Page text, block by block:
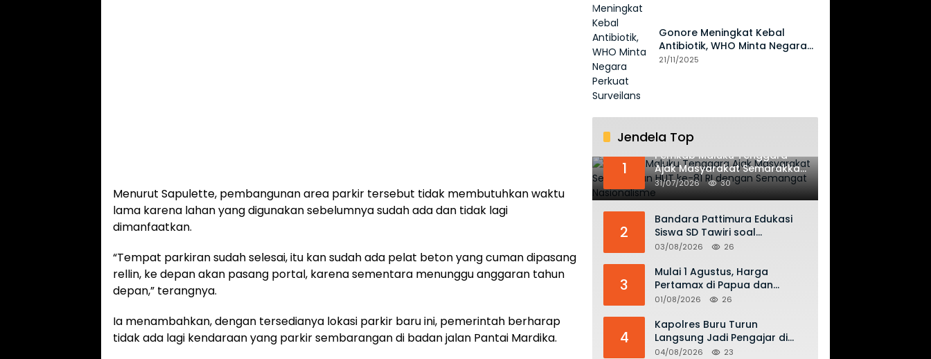
Baja Juga : Pedas Banget! Harga Cabai Rawit di Kota Tual Maluku Tembus Rp. 200 Ribu Per Kilo
Menurut Sapulette, pembangunan area parkir tersebut tidak membutuhkan waktu
lama karena lahan yang digunakan sebelumnya sudah ada dan tidak lagi
dimanfaatkan.
“Tempat parkiran sudah selesai, itu kan sudah ada pelat beton yang cuman dipasang
rellin, ke depan akan pasang portal, karena sementara menunggu anggaran tahun
depan,” terangnya.
Ia menambahkan, dengan tersedianya lokasi parkir baru ini, pemerintah berharap
tidak ada lagi kendaraan yang parkir sembarangan di badan jalan Pantai Mardika.
Gonore Meningkat Kebal
Antibiotik, WHO Minta Negara
Perkuat Surveilans
21/11/2025
Jendela Top
1
Pemkab Maluku Tenggara
Ajak Masyarakat Semarakkan
HUT ke-81 RI dengan
Semangat Nasionalisme
31/07/2026 30
2
Bandara Pattimura Edukasi
Siswa SD Tawiri soal
Keselamatan Penerbangan
layang di KKOP
03/08/2026 26
3
Mulai 1 Agustus, Harga
Pertamax di Papua dan
Maluku Turun Jadi Rp16.300
01/08/2026 26
4
Kapolres Buru Turun
Langsung Jadi Pengajar di
SMAN 2, Edukasi Kesadaran
04/08/2026 23